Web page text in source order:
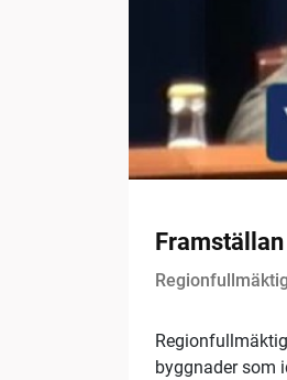
byggnader som